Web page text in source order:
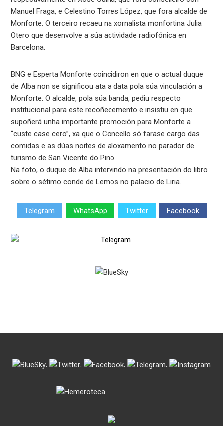
Manuel Fraga, e Celestino Torres López, que fora alcalde de
Monforte. O terceiro recaeu na xornalista monfortina Julia
Otero que desenvolve a súa actividade radiofónica en
Barcelona.
BNG e Esperta Monforte coincidiron en que o actual duque
de Alba non se significou ata a data pola súa vinculación a
Monforte. O alcalde, pola súa banda, pediu respecto
institucional para este recoñecemento e insistiu en que
supoñerá unha importante promoción para Monforte a
“custe case cero”, xa que o Concello só farase cargo das
comidas e as dúas noites de aloxamento no parador de
turismo de San Vicente do Pino.
Na foto, o duque de Alba intervindo na presentación do libro
sobre o sétimo conde de Lemos no palacio de Liria.
Telegram WhatsApp Twitter Facebook
. . . .